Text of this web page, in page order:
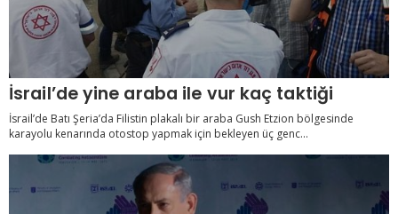
İsrail’de yine araba ile vur kaç taktiği
İsrail’de Batı Şeria’da Filistin plakalı bir araba Gush Etzion bölgesinde
karayolu kenarında otostop yapmak için bekleyen üç genc...